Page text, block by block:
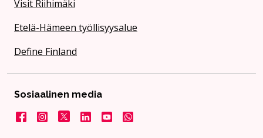
Visit Riihimäki
Etelä-Hämeen työllisyysalue
Define Finland
Sosiaalinen media
FacebookInstagram
X LinkedInYouTubeKaupunki WhatsApissa